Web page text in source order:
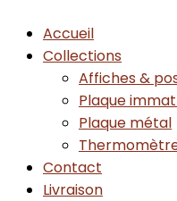
Accueil
Collections
Affiches &
Plaque
Plaque métal
Contact
Livraison